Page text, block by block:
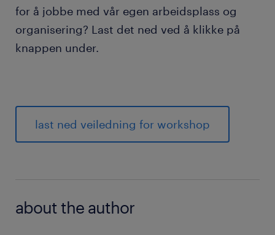
for å jobbe med vår egen arbeidsplass og
organisering? Last det ned ved å klikke på
knappen under.
last ned veiledning for workshop
about the author